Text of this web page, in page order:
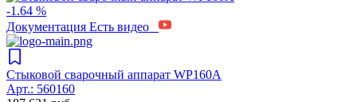
-1.64 %
Документация Есть видео
Стыковой сварочный аппарат WP160A
Арт.: 560160